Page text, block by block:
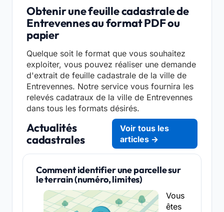
Obtenir une feuille cadastrale de
Entrevennes au format PDF ou
papier
Quelque soit le format que vous souhaitez
exploiter, vous pouvez réaliser une demande
d'extrait de feuille cadastrale de la ville de
Entrevennes. Notre service vous fournira les
relevés cadatraux de la ville de Entrevennes
dans tous les formats désirés.
Actualités
cadastrales
Voir tous les
articles →
Comment identifier une parcelle sur
le terrain (numéro, limites)
Vous
êtes